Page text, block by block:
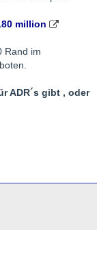
million
Rand im
ADR´s gibt , oder